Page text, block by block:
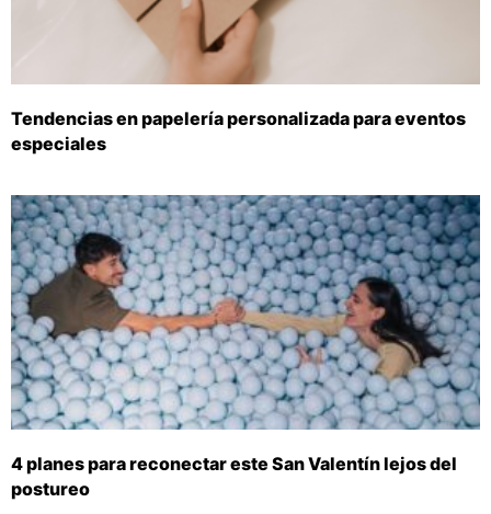
Tendencias en papelería personalizada para eventos
especiales
4 planes para reconectar este San Valentín lejos del
postureo